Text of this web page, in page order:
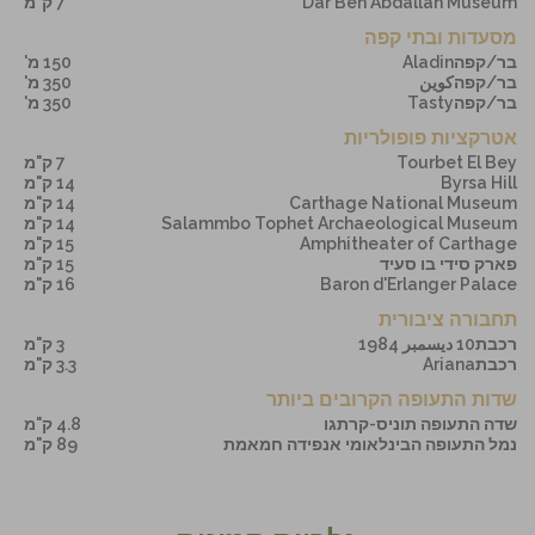
מסעדות ובתי קפה
בר/קפהAladin
150 מ'
בר/קפהكوين
350 מ'
בר/קפהTasty
350 מ'
אטרקציות פופולריות
Tourbet El Bey
7 ק"מ
Byrsa Hill
14 ק"מ
Carthage National Museum
14 ק"מ
Salammbo Tophet Archaeological Museum
14 ק"מ
Amphitheater of Carthage
15 ק"מ
פארק סידי בו סעיד
15 ק"מ
Baron d'Erlanger Palace
16 ק"מ
תחבורה ציבורית
רכבת10 ديسمبر 1984
3 ק"מ
רכבתAriana
3.3 ק"מ
שדות התעופה הקרובים ביותר
שדה התעופה תוניס-קרתגו
4.8 ק"מ
נמל התעופה הבינלאומי אנפידה חמאמת
89 ק"מ